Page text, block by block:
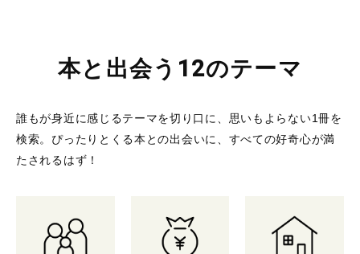
本と出会う12のテーマ
誰もが身近に感じるテーマを切り口に、思いもよらない1冊を
検索。 ぴったりとくる本との出会いに、すべての好奇心が満
たされるはず！